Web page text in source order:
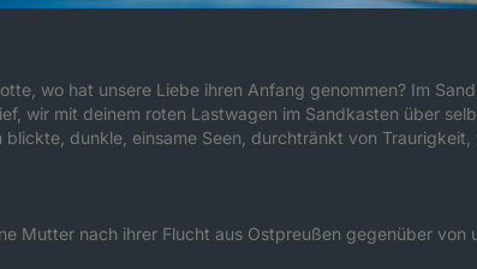
wo hat unsere Liebe ihren Anfang genommen? Im
wir mit deinem roten Lastwagen im Sandkasten über
dunkle, einsame Seen, durchtränkt von Traurigkeit,
Mutter nach ihrer Flucht aus Ostpreußen gegenüber von